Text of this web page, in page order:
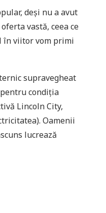
deși nu a avut
vastă, ceea ce
în viitor vom primi
supravegheat
condiția
Lincoln City,
Oamenii
lucrează